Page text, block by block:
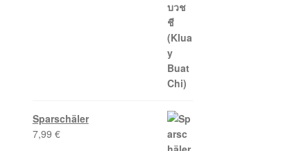
Sparschäler
7,99 €